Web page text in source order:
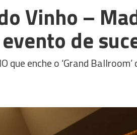
Vinho –
de
enche o ‘Grand